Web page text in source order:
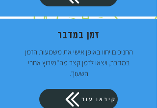
זמן במדבר
החניכים יחוו באופן אישי את משמעות הזמן
במדבר, ויצאו לזמן קצר מה"מירוץ אחרי
השעון".
קיראו עוד